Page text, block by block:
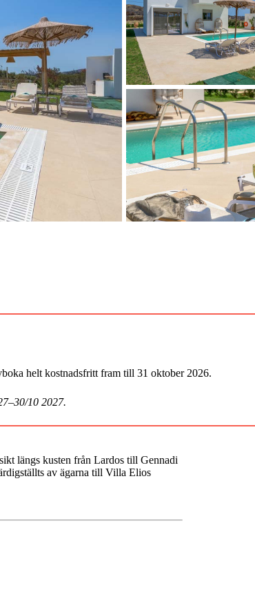
längs kusten från Lardos till Gennadi
av ägarna till Villa Elios
helt kostnadsfritt fram till 31 oktober 2026.
10 2027.